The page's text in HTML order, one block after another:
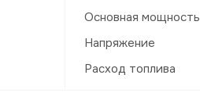
Основная мощность
Напряжение
Расход топлива